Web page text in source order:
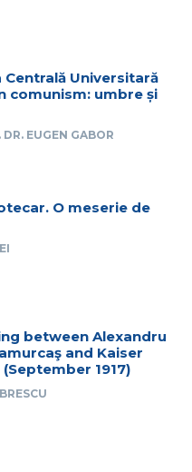
Centrală Universitară
comunism: umbre și
EUGEN GABOR
O meserie de
between Alexandru
and Kaiser
1917)